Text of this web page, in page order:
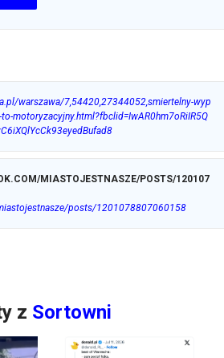
warszawa/7,54420,27344052,smiertelny-wyp
motoryzacyjny.html?fbclid=IwAR0hm7oRiIR5Q
MIASTOJESTNASZE/POSTS/120107
posts/1201078807060158
z Sortowni